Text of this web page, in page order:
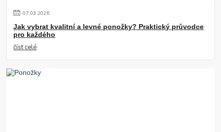
07.03.2026
Jak vybrat kvalitní a levné ponožky? Praktický průvodce
pro každého
číst celé